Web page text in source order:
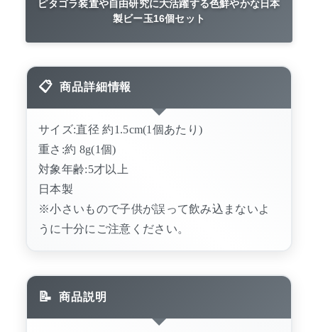
ピタゴラ装置や自由研究に大活躍する色鮮やかな日本
製ビー玉16個セット
商品詳細情報
サイズ:直径 約1.5cm(1個あたり)
重さ:約 8g(1個)
対象年齢:5才以上
日本製
※小さいもので子供が誤って飲み込まないよ
うに十分にご注意ください。
商品説明